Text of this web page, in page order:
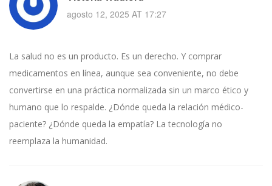
agosto 12, 2025 AT 17:27
La salud no es un producto. Es un derecho. Y comprar
medicamentos en línea, aunque sea conveniente, no debe
convertirse en una práctica normalizada sin un marco ético y
humano que lo respalde. ¿Dónde queda la relación médico-
paciente? ¿Dónde queda la empatía? La tecnología no
reemplaza la humanidad.